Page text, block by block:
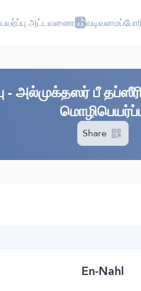
அட்டவணை
- அல்முக்தஸர் பீ
Share
En-Nahl